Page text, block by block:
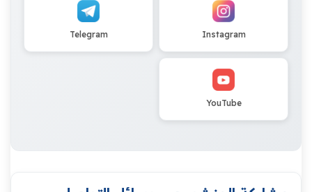
Instagram
Telegram
YouTube